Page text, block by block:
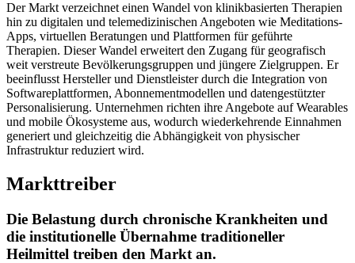
Der Markt verzeichnet einen Wandel von klinikbasierten Therapien
hin zu digitalen und telemedizinischen Angeboten wie Meditations-
Apps, virtuellen Beratungen und Plattformen für geführte
Therapien. Dieser Wandel erweitert den Zugang für geografisch
weit verstreute Bevölkerungsgruppen und jüngere Zielgruppen. Er
beeinflusst Hersteller und Dienstleister durch die Integration von
Softwareplattformen, Abonnementmodellen und datengestützter
Personalisierung. Unternehmen richten ihre Angebote auf Wearables
und mobile Ökosysteme aus, wodurch wiederkehrende Einnahmen
generiert und gleichzeitig die Abhängigkeit von physischer
Infrastruktur reduziert wird.
Markttreiber
Die Belastung durch chronische Krankheiten und
die institutionelle Übernahme traditioneller
Heilmittel treiben den Markt an.